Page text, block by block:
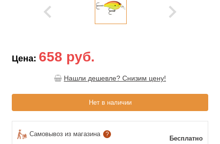
Цена: 658 руб.
Нашли дешевле? Снизим цену!
Нет в наличии
Самовывоз из магазина ?
Бесплатно